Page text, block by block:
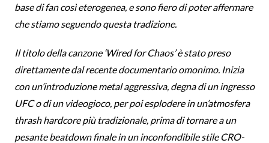
base di fan così eterogenea, e sono fiero di poter affermare
che stiamo seguendo questa tradizione.
Il titolo della canzone ‘Wired for Chaos’ è stato preso
direttamente dal recente documentario omonimo. Inizia
con un’introduzione metal aggressiva, degna di un ingresso
UFC o di un videogioco, per poi esplodere in un’atmosfera
thrash hardcore più tradizionale, prima di tornare a un
pesante beatdown finale in un inconfondibile stile CRO-